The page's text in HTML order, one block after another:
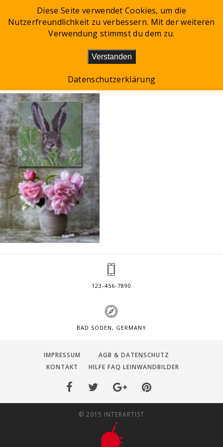
Toggle
GEMAELDE_HASE_
123-456-7890
BAD SODEN, GERMANY
IMPRESSUM
KONTAKT
AGB & DATENSCHUTZ
HILFE FAQ LEINWANDBILDER
© 2015 INTERARTIST
Diese Seite verwendet Cookies, um die
Nutzerfreundlichkeit zu verbessern. Mit der weiteren
Verwendung stimmst du dem zu.
Verstanden
Datenschutzerklärung